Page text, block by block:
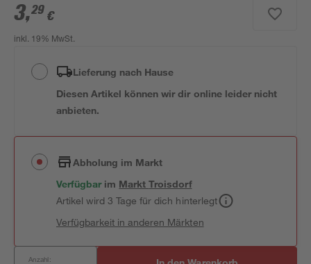
3,29 €
inkl. 19% MwSt.
Lieferung nach Hause
Diesen Artikel können wir dir online leider nicht
anbieten.
Abholung im Markt
Verfügbar im MarktTroisdorf
Artikel wird 3 Tage für dich hinterlegt
Verfügbarkeit in anderen Märkten
Anzahl: